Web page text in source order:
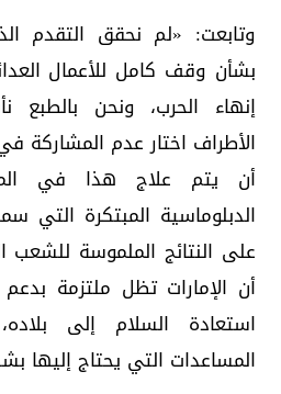
وتابعت: «لم نحقق التقدم
بشأن وقف كامل للأعمال
إنهاء الحرب، ونحن
الأطراف اختار عدم المشاركة
أن يتم علاج هذا في
الدبلوماسية المبتكرة التي
على النتائج الملموسة
أن الإمارات تظل ملتزمة
استعادة السلام إلى
المساعدات التي يحتاج إليها